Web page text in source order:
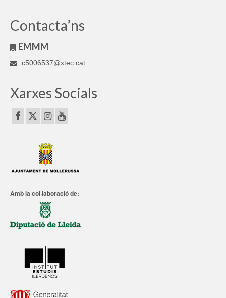
Contacta’ns
EMMM
c5006537@xtec.cat
Xarxes Socials
Amb la col·laboració de: